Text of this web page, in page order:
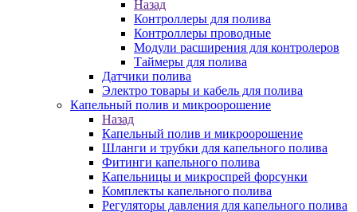
Назад
Контроллеры для полива
Контроллеры проводные
Модули расширения для контролеров
Таймеры для полива
Датчики полива
Электро товары и кабель для полива
Капельный полив и микроорошение
Назад
Капельный полив и микроорошение
Шланги и трубки для капельного полива
Фитинги капельного полива
Капельницы и микроспрей форсунки
Комплекты капельного полива
Регуляторы давления для капельного полива